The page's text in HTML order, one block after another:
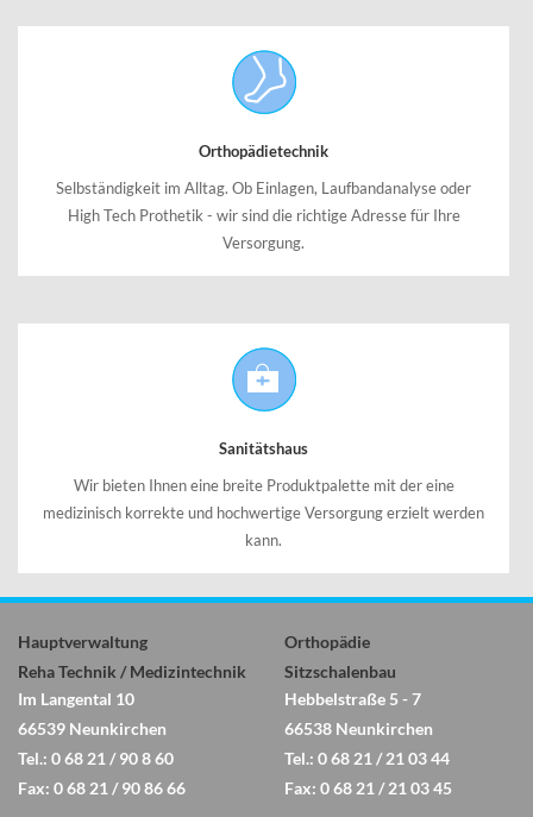
Orthopädietechnik
Selbständigkeit im Alltag. Ob Einlagen, Laufbandanalyse oder
High Tech Prothetik - wir sind die richtige Adresse für Ihre
Versorgung.
Sanitätshaus
Wir bieten Ihnen eine breite Produktpalette mit der eine
medizinisch korrekte und hochwertige Versorgung erzielt werden
kann.
Hauptverwaltung
Reha Technik / Medizintechnik
Im Langental 10
66539 Neunkirchen
Tel.: 0 68 21 / 90 8 60
Fax: 0 68 21 / 90 86 66
Orthopädie
Sitzschalenbau
Hebbelstraße 5 - 7
66538 Neunkirchen
Tel.: 0 68 21 / 21 03 44
Fax: 0 68 21 / 21 03 45